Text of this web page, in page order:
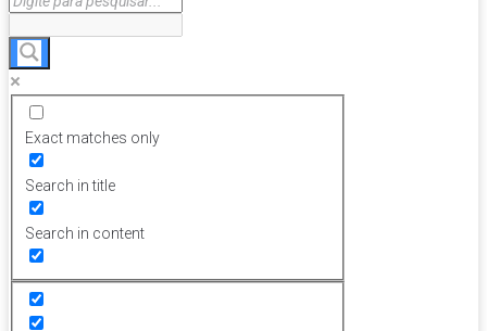
Exact matches only
Search in title
Search in content